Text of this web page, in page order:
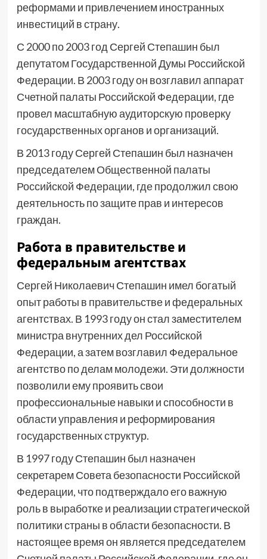
реформами и привлечением иностранных
инвестиций в страну.
С 2000 по 2003 год Сергей Степашин был
депутатом Государственной Думы Российской
Федерации. В 2003 году он возглавил аппарат
Счетной палаты Российской Федерации, где
провел масштабную аудиторскую проверку
государственных органов и организаций.
В 2013 году Сергей Степашин был назначен
председателем Общественной палаты
Российской Федерации, где продолжил свою
деятельность по защите прав и интересов
граждан.
Работа в правительстве и
федеральным агентствах
Сергей Николаевич Степашин имел богатый
опыт работы в правительстве и федеральных
агентствах. В 1993 году он стал заместителем
министра внутренних дел Российской
Федерации, а затем возглавил Федеральное
агентство по делам молодежи. Эти должности
позволили ему проявить свои
профессиональные навыки и способности в
области управления и реформирования
государственных структур.
В 1997 году Степашин был назначен
секретарем Совета безопасности Российской
Федерации, что подтверждало его важную
роль в выработке и реализации стратегической
политики страны в области безопасности. В
настоящее время он является председателем